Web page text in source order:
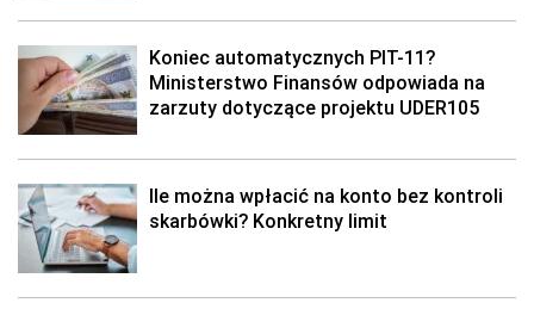
Koniec automatycznych PIT-11?
Ministerstwo Finansów odpowiada na
zarzuty dotyczące projektu UDER105
Ile można wpłacić na konto bez kontroli
skarbówki? Konkretny limit